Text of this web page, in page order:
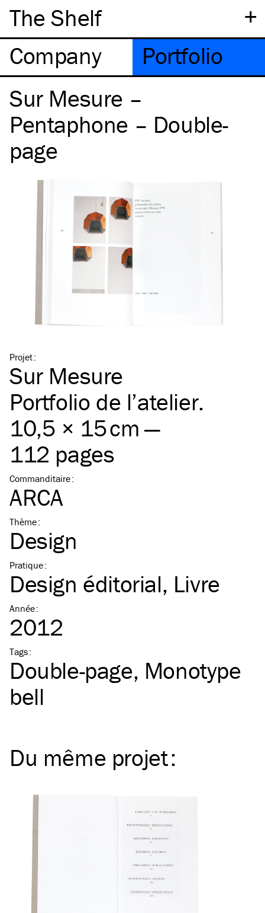
+
The Shelf
Company
Portfolio
Sur Mesure –
Pentaphone – Double-
page
Projet:
Sur Mesure
Portfolio de l’atelier.
10,5 × 15 cm —
112 pages
Commanditaire:
ARCA
Thème:
Design
Pratique:
Design éditorial Livre
Année:
2012
Tags:
Double-page Monotype
bell
Du même projet: